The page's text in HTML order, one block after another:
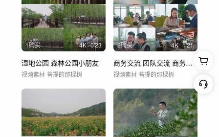
1购买 4K 0'23
湿地公园 森林公园小朋友
视频素材 菩提的那棵树
2购买 4K 1'21
商务交流 团队交流 商务办公
视频素材 菩提的那棵树